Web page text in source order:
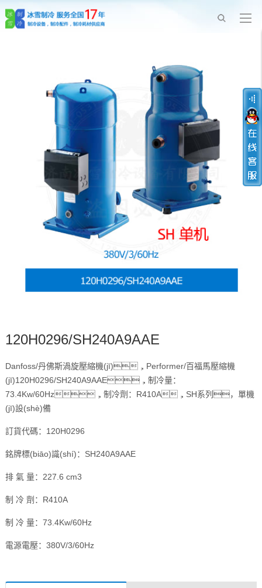
120H0296/SH240A9AAE
Danfoss/丹佛斯渦旋壓縮機(jī)，Performer/百福馬壓縮機
(jī)120H0296/SH240A9AAE，制冷量：
73.4Kw/60Hz，制冷劑：R410A，SH系列，單機
(jī)設(shè)備
訂貨代碼：120H0296
銘牌標(biāo)識(shí)：SH240A9AAE
排 氣 量：227.6 cm3
制 冷 劑：R410A
制 冷 量：73.4Kw/60Hz
電源電壓：380V/3/60Hz